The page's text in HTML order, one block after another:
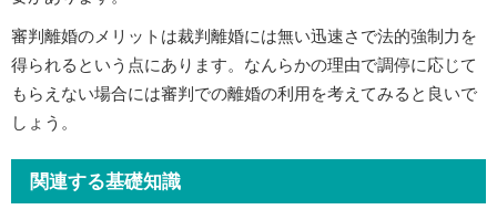
審判離婚のメリットは裁判離婚には無い迅速さで法的強制力を
得られるという点にあります。なんらかの理由で調停に応じて
もらえない場合には審判での離婚の利用を考えてみると良いで
しょう。
関連する基礎知識